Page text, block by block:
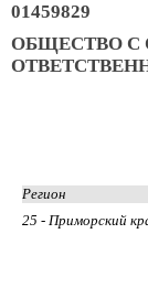
01459829
ОБЩЕСТВО С
Регион
25 - Приморский